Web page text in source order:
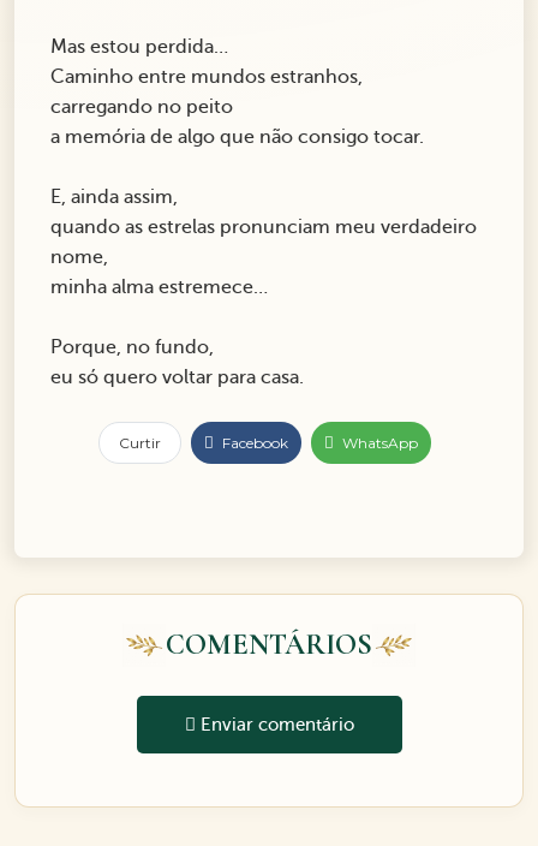
Mas estou perdida…
Caminho entre mundos estranhos,
carregando no peito
a memória de algo que não consigo tocar.
E, ainda assim,
quando as estrelas pronunciam meu verdadeiro
nome,
minha alma estremece…
Porque, no fundo,
eu só quero voltar para casa.
Curtir Facebook WhatsApp
COMENTÁRIOS
Enviar comentário